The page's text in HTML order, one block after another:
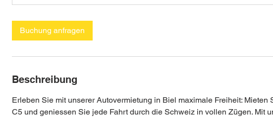
.
Buchung anfragen
Beschreibung
Erleben Sie mit unserer Autovermietung in Biel maximale Freiheit: Mieten
C5 und geniessen Sie jede Fahrt durch die Schweiz in vollen Zügen. Mit